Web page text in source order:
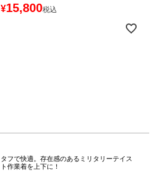
¥15,800税込
タフで快適。存在感のあるミリタリーテイス
ト作業着を上下に！